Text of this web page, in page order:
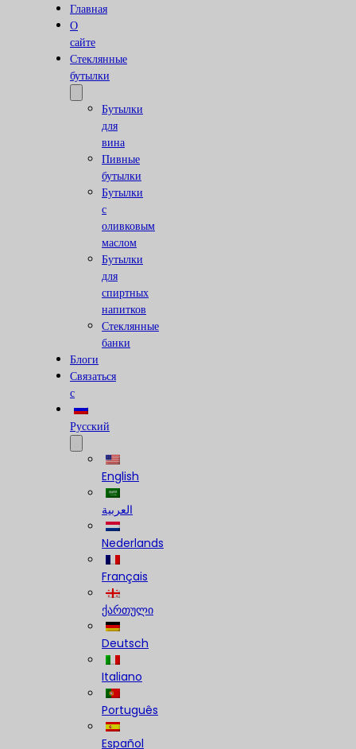
Главная
О
сайте
Стеклянные
бутылки
Бутылки
для
вина
Пивные
бутылки
Бутылки
с
оливковым
маслом
Бутылки
для
спиртных
напитков
Стеклянные
банки
Блоги
Связаться
с
Русский
English
العربية
Nederlands
Français
ქართული
Deutsch
Italiano
Português
Español